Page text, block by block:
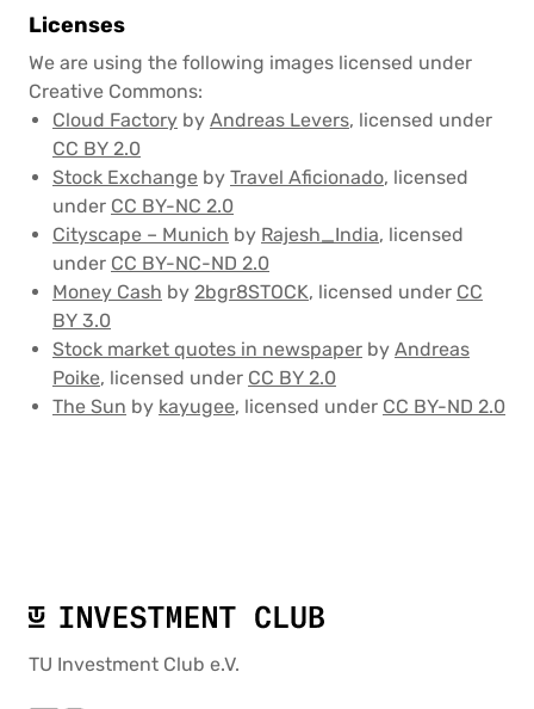
Licenses
We are using the following images licensed under
Creative Commons:
Cloud Factory by Andreas Levers, licensed under
CC BY 2.0
Stock Exchange by Travel Aficionado, licensed
under CC BY-NC 2.0
Cityscape – Munich by Rajesh_India, licensed
under CC BY-NC-ND 2.0
Money Cash by 2bgr8STOCK, licensed under CC
BY 3.0
Stock market quotes in newspaper by Andreas
Poike, licensed under CC BY 2.0
The Sun by kayugee, licensed under CC BY-ND 2.0
TU Investment Club e.V.